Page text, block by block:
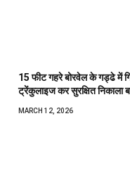
15 फीट गहरे बोरवेल के गड्ढे में
ट्रेंकुलाइज कर सुरक्षित निकाला
MARCH 12, 2026